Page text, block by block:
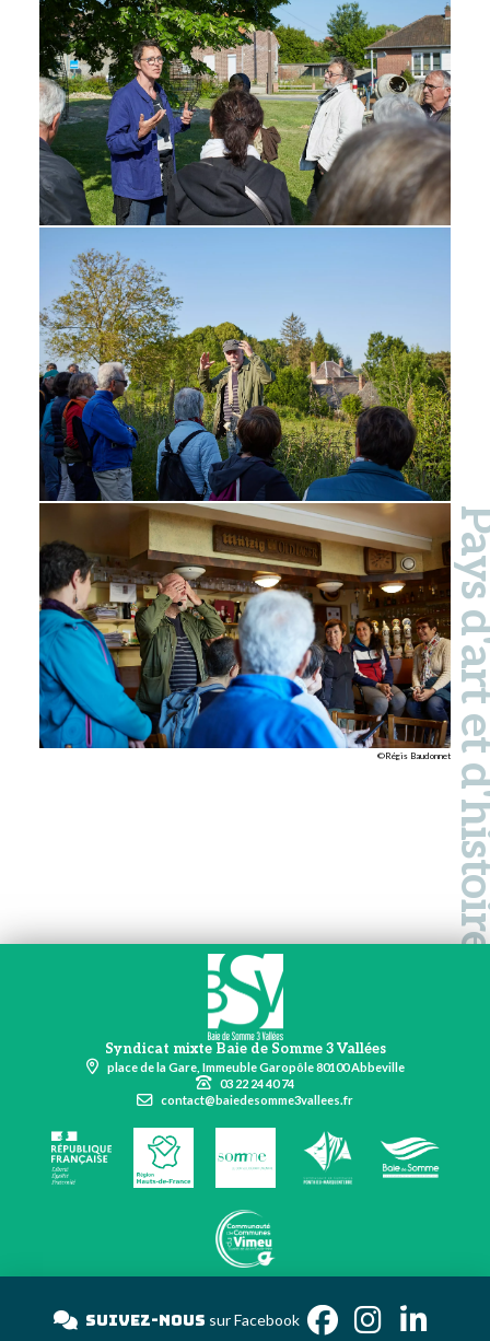
©Régis BaudonnetPays
Syndicat mixte Baie de Somme 3 Vallées
place de la Gare, Immeuble Garopôle 80100 Abbeville
03 22 24 40 74
contact@baiedesomme3vallees.fr
Suivez-noussur Faceb